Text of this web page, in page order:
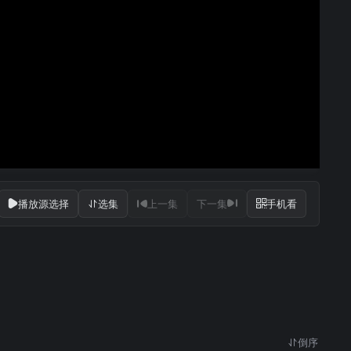
播放源选择 选集 上一集 下一集 手机看
倒序